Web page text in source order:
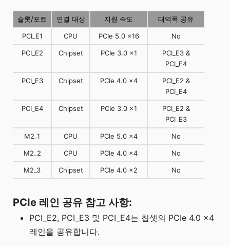
슬롯/포트 연결 대상 지원 속도 대역폭 공유
PCI_E1 CPU PCIe 5.0 x16 No
PCI_E2 Chipset PCIe 3.0 x1
PCI_E3 &
PCI_E4
PCI_E3 Chipset PCIe 4.0 x4
PCI_E2 &
PCI_E4
PCI_E4 Chipset PCIe 3.0 x1
PCI_E2 &
PCI_E3
M2_1 CPU PCIe 5.0 x4 No
M2_2 CPU PCIe 4.0 x4 No
M2_3 Chipset PCIe 4.0 x2 No
PCIe 레인 공유 참고 사항:
PCI_E2, PCI_E3 및 PCI_E4는 칩셋의 PCIe 4.0 x4
레인을 공유합니다.